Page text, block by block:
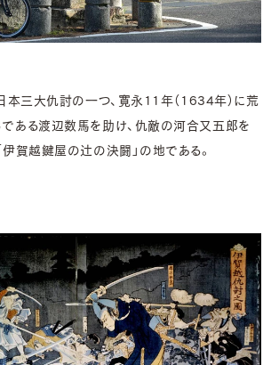
日本三大仇討の一つ、寛永11年（1634年）に荒
ある渡辺数馬を助け、仇敵の河合又五郎を
賀越鍵屋の辻の決闘」の地である。